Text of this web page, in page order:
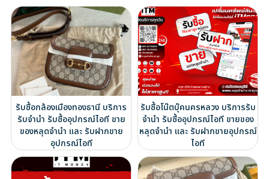
รับซื้อกล้องเมืองทองธานี บริการ
รับจำนำ รับซื้ออุปกรณ์ไอที ขาย
ของหลุดจำนำ และ รับฝากขาย
อุปกรณ์ไอที
รับซื้อโน๊ตบุ๊คนครหลวง บริการรับ
จำนำ รับซื้ออุปกรณ์ไอที ขายของ
หลุดจำนำ และ รับฝากขายอุปกรณ์
ไอที